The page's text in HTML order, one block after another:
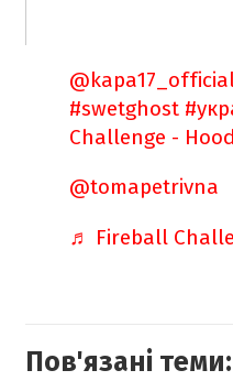
#swetghost
Challenge -
@tomapetrivna
♬ Fireball
Пов'язані теми: